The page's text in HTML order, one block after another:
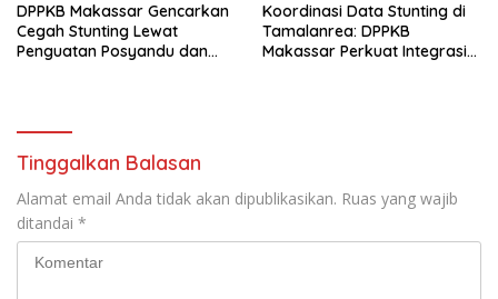
DPPKB Makassar Gencarkan
Cegah Stunting Lewat
Penguatan Posyandu dan
Koordinasi Data Stunting di
Tamalanrea: DPPKB
Makassar Perkuat Integrasi
Tinggalkan Balasan
Alamat email Anda tidak akan dipublikasikan. Ruas yang wajib
ditandai *